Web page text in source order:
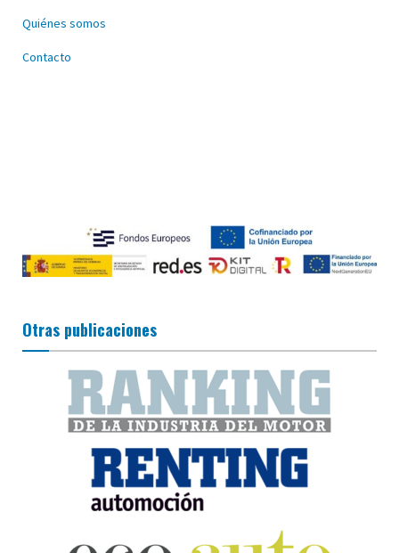
Quiénes somos
Contacto
Otras publicaciones